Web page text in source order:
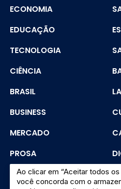
ECONOMIA
EDUCAÇÃO
TECNOLOGIA
CIÊNCIA
BRASIL
BUSINESS
MERCADO
PROSA
SEGURANÇA
Ao clicar em “Aceitar todos
você concorda com o